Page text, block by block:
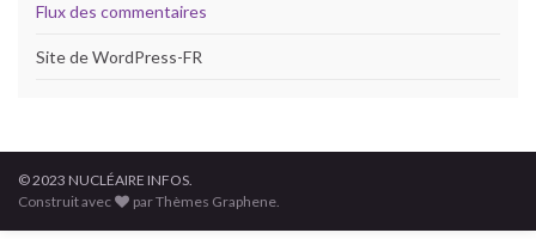
Flux des commentaires
Site de WordPress-FR
© 2023 NUCLÉAIRE INFOS.
Construit avec
par Thèmes Graphene.